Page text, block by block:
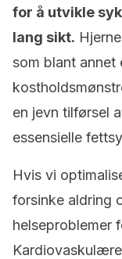
for å utvikle
lang sikt.
som blant annet
en jevn tilførsel
essensielle
Hvis vi
forsinke aldring
helseproblemer